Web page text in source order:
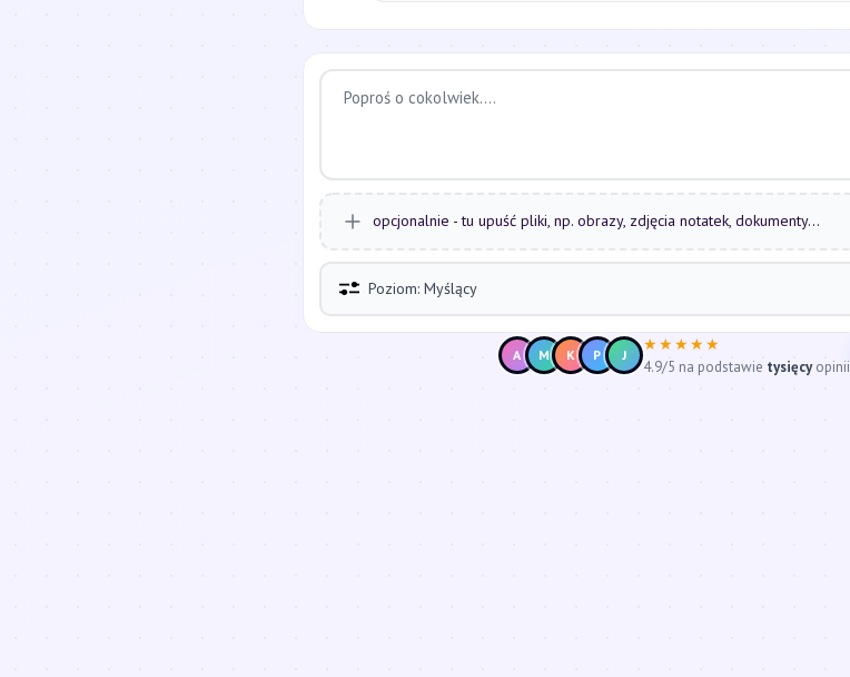
opcjonalnie - tu upuść pliki, np. obrazy, zdjęcia notatek, dokumenty...
Poziom: Myślący
A M K P J
★★★★★
4.9/5 na podstawie tysięcyopinii